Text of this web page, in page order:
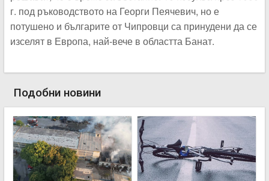
г. под ръководството на Георги Пеячевич, но е
потушено и българите от Чипровци са принудени да се
изселят в Европа, най-вече в областта Банат.
Подобни новини